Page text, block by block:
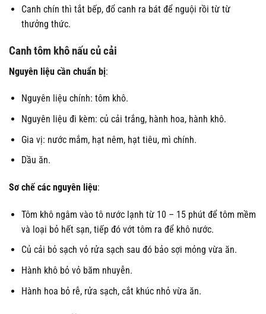
Canh chín thì tắt bếp, đổ canh ra bát để nguội rồi từ từ
thưởng thức.
Canh tôm khô nấu củ cải
Nguyên liệu cần chuẩn bị:
Nguyên liệu chính: tôm khô.
Nguyên liệu đi kèm: củ cải trắng, hành hoa, hành khô.
Gia vị: nước mắm, hạt nêm, hạt tiêu, mì chính.
Dầu ăn.
Sơ chế các nguyên liệu:
Tôm khô ngâm vào tô nước lạnh từ 10 – 15 phút để tôm mềm
và loại bỏ hết sạn, tiếp đó vớt tôm ra để khô nước.
Củ cải bỏ sạch vỏ rửa sạch sau đó bảo sợi mỏng vừa ăn.
Hành khô bỏ vỏ băm nhuyễn.
Hành hoa bỏ rễ, rửa sạch, cắt khúc nhỏ vừa ăn.